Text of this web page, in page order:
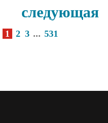
следующая
1 2 3 ... 531